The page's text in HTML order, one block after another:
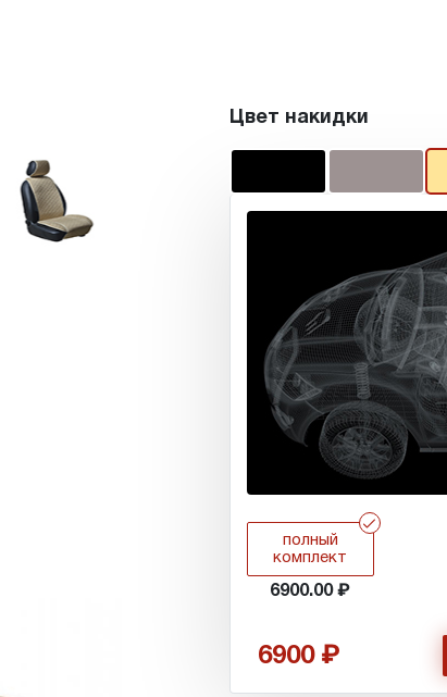
Цвет накидки
r
полный
комплект
6900.00
6900